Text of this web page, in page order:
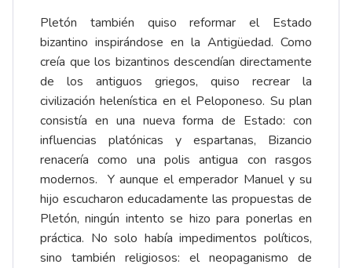
Pletón también quiso reformar el Estado
bizantino inspirándose en la Antigüedad. Como
creía que los bizantinos descendían directamente
de los antiguos griegos, quiso recrear la
civilización helenística en el Peloponeso. Su plan
consistía en una nueva forma de Estado: con
influencias platónicas y espartanas, Bizancio
renacería como una polis antigua con rasgos
modernos. Y aunque el emperador Manuel y su
hijo escucharon educadamente las propuestas de
Pletón, ningún intento se hizo para ponerlas en
práctica. No solo había impedimentos políticos,
sino también religiosos: el neopaganismo de